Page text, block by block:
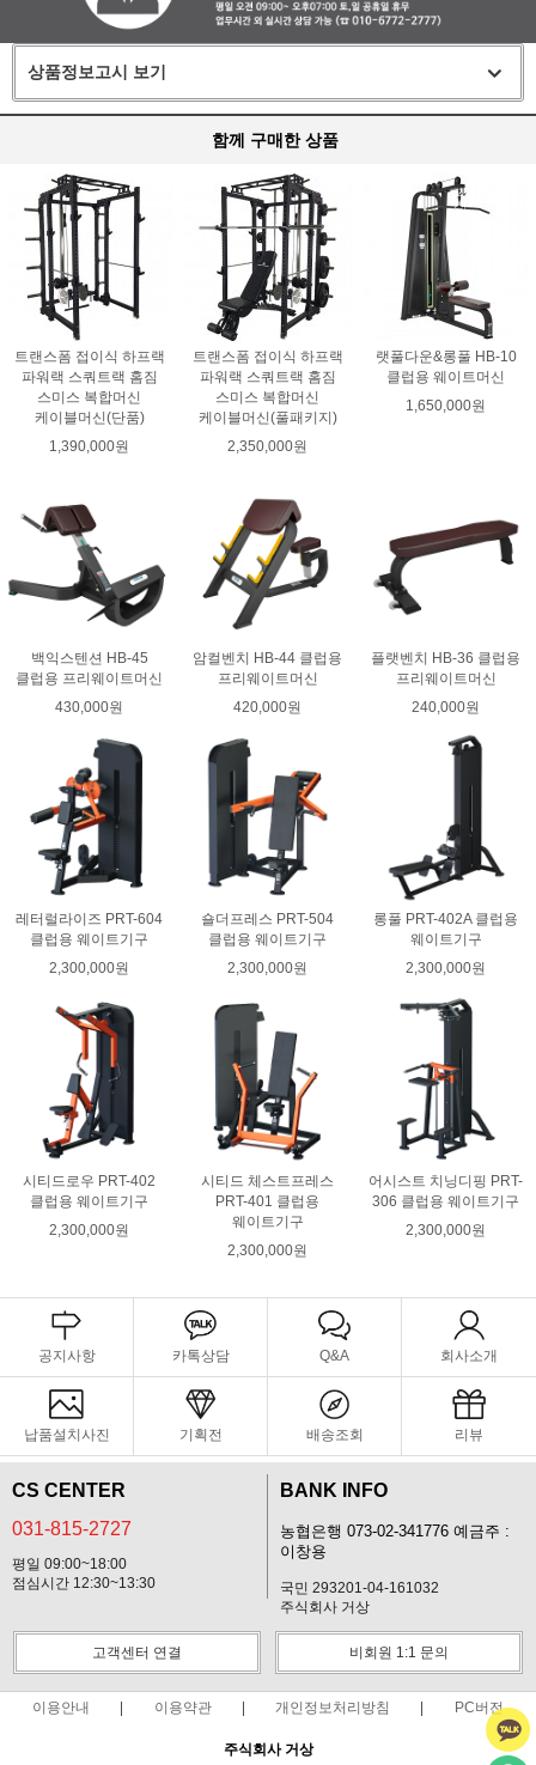
상품정보고시 보기
함께 구매한 상품
트랜스폼 접이식 하프랙
파워랙 스쿼트랙 홈짐
스미스 복합머신
케이블머신(단품)
1,390,000원
트랜스폼 접이식 하프랙
파워랙 스쿼트랙 홈짐
스미스 복합머신
케이블머신(풀패키지)
2,350,000원
랫풀다운&롱풀 HB-10
클럽용 웨이트머신
1,650,000원
백익스텐션 HB-45
클럽용 프리웨이트머신
430,000원
암컬벤치 HB-44 클럽용
프리웨이트머신
420,000원
플랫벤치 HB-36 클럽용
프리웨이트머신
240,000원
레터럴라이즈 PRT-604
클럽용 웨이트기구
2,300,000원
숄더프레스 PRT-504
클럽용 웨이트기구
2,300,000원
롱풀 PRT-402A 클럽용
웨이트기구
2,300,000원
시티드로우 PRT-402
클럽용 웨이트기구
2,300,000원
시티드 체스트프레스
PRT-401 클럽용
웨이트기구
2,300,000원
어시스트 치닝디핑 PRT-
306 클럽용 웨이트기구
2,300,000원
공지사항 카톡상담 Q&A 회사소개
납품설치사진 기획전 배송조회 리뷰
CS CENTER
031-815-2727
평일 09:00~18:00
점심시간 12:30~13:30
BANK INFO
농협은행 073-02-341776 예금주 :
이창용
국민 293201-04-161032
주식회사 거상
고객센터 연결 비회원 1:1 문의
이용안내 이용약관 개인정보처리방침 PC버전
주식회사 거상